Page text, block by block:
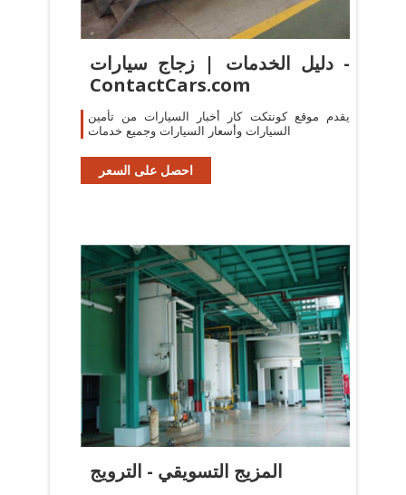
دليل الخدمات | زجاج سيارات -
ContactCars.com
يقدم موقع كونتكت كار أخبار السيارات من تأمين
السيارات وأسعار السيارات وجميع خدمات
احصل على السعر
المزيج التسويقي - الترويج